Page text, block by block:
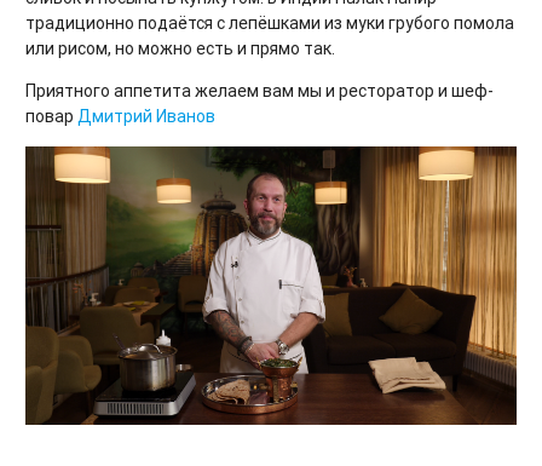
традиционно подаётся с лепёшками из муки грубого помола
или рисом, но можно есть и прямо так.
Приятного аппетита желаем вам мы и ресторатор и шеф-
повар Дмитрий Иванов